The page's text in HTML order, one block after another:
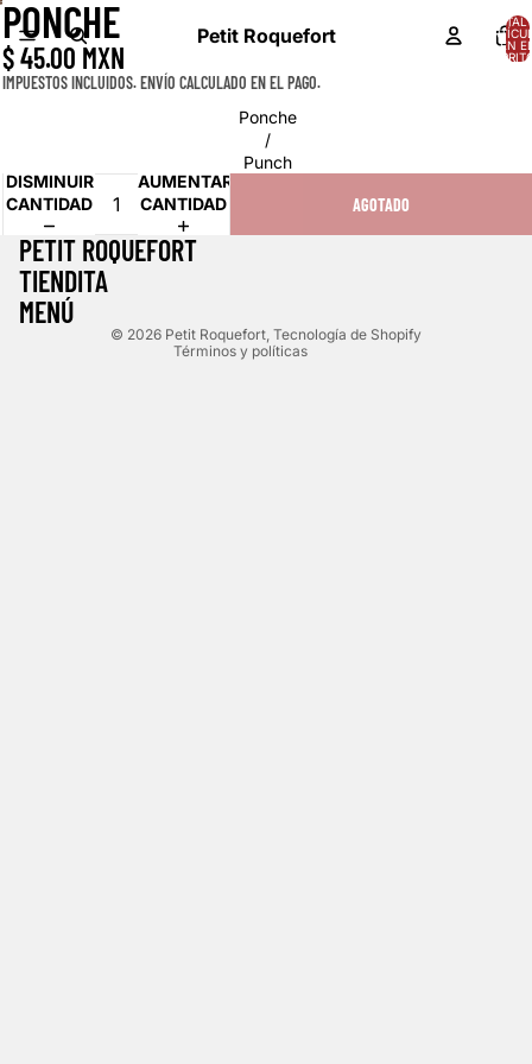
Petit Roquefort
TOTAL
EN
ABRIR
IMAGEN
A
PANTALLA
PONCHE
$ 45.00 MXN
IMPUESTOS INCLUIDOS. ENVÍO CALCULADO EN EL PAGO.
Ponche
/
Punch
DISMINUIR
CANTIDAD
AUMENTAR
CANTIDAD
AGOTADO
PETIT ROQUEFORT
TIENDITA
MENÚ
© 2026 Petit Roquefort, Tecnología de Shopify
Términos y políticas
Política de reembolso
Política de privacidad
Términos del servicio